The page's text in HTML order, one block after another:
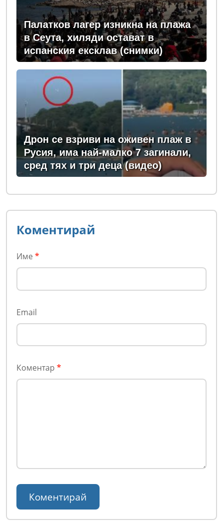
Палатков лагер изникна на плажа
в Сеута, хиляди остават в
испанския ексклав (снимки)
Дрон се взриви на оживен плаж в
Русия, има най-малко 7 загинали,
сред тях и три деца (видео)
Коментирай
Име *
Email
Коментар *